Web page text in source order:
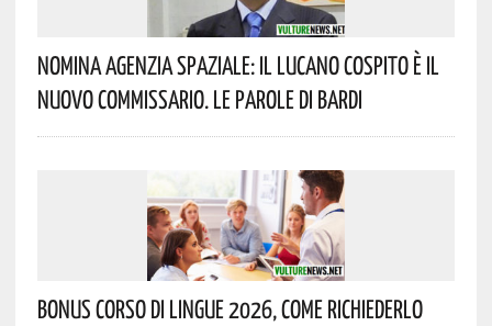
Nomina Agenzia Spaziale: Il Lucano Cospito È Il
Nuovo Commissario. Le Parole Di Bardi
Bonus Corso Di Lingue 2026, Come Richiederlo